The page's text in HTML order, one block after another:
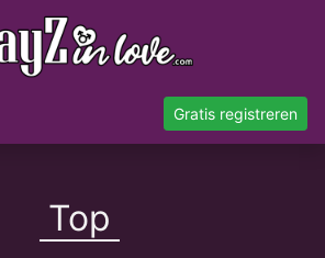
Gratis registreren
Top